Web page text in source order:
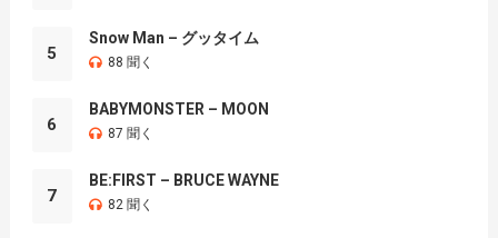
5
Snow Man – グッタイム
88 聞く
6
BABYMONSTER – MOON
87 聞く
7
BE:FIRST – BRUCE WAYNE
82 聞く